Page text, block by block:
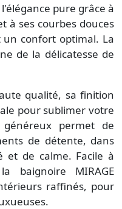
pure grâce à
à ses courbes douces
confort optimal. La
de la délicatesse de
qualité, sa finition
pour sublimer votre
permet de
de détente, dans
et de calme. Facile à
baignoire MIRAGE
raffinés, pour